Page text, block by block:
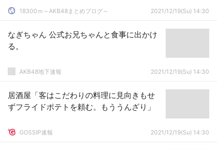
18300ｍ～AKB48まとめブログ～ 2021/12/19(Su) 14:30
なぎちゃん 公式お兄ちゃんと食事に出かけ
る。
AKB48地下速報 2021/12/19(Su) 14:30
居酒屋「客はこだわりの料理に見向きもせ
ずフライドポテトを頼む。もううんざり」
GOSSIP速報 2021/12/19(Su) 14:30